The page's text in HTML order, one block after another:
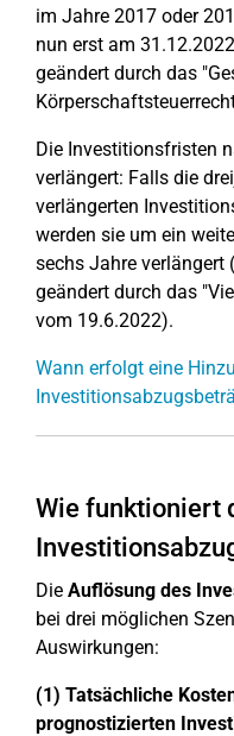
im Jahre 2017 oder
nun erst am
geändert durch das
Die Investitionsfristen
verlängert: Falls die
verlängerten
werden sie um ein
sechs Jahre verlängert
geändert durch das
vom 19.6.2022).
Wann erfolgt eine
Wie funktioniert
Die Auflösung des
bei drei möglichen
Auswirkungen:
(1) Tatsächliche
prognostizierten